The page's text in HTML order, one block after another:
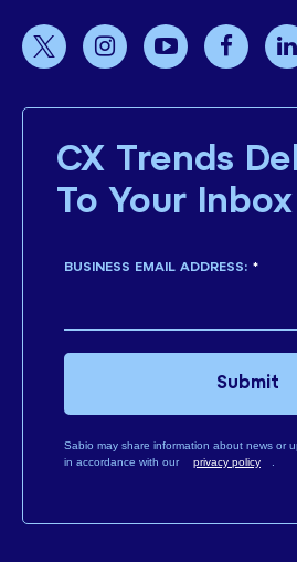
CX Trends
To Your Inbox
*
BUSINESS EMAIL ADDRESS:
Sabio may share information about news or
in accordance with our
privacy policy .
Submit